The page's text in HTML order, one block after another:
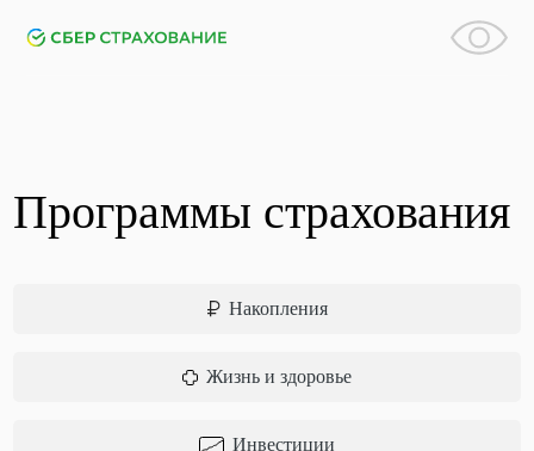
Программы страхования
Накопления
Жизнь и здоровье
Инвестиции